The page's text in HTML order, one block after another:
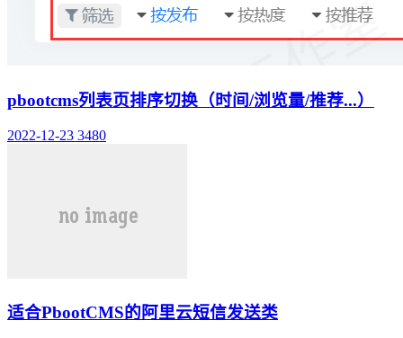
pbootcms列表页排序切换（时间/浏览量/推荐...）
2022-12-23 3480
适合PbootCMS的阿里云短信发送类